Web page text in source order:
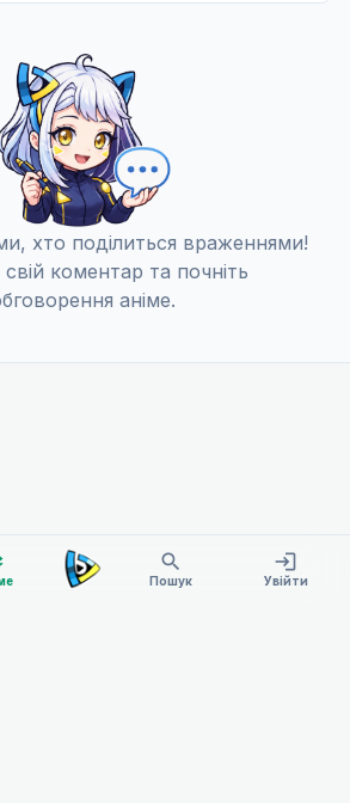
search
Пошук
login
Увійти
хто поділиться враженнями!
коментар та почніть
аніме.